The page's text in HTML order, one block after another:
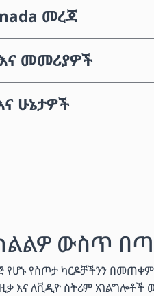
መረጃ
መመሪያዎች
ሁኔታዎች
ውስጥ
የስጦታ ካርዶቻችንን በመጠቀም፣
እና ለቪዲዮ ስትሪም አገልግሎቶች